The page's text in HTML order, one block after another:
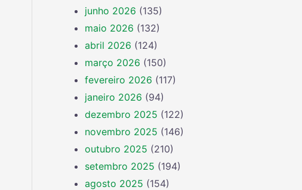
junho 2026 (135)
maio 2026 (132)
abril 2026 (124)
março 2026 (150)
fevereiro 2026 (117)
janeiro 2026 (94)
dezembro 2025 (122)
novembro 2025 (146)
outubro 2025 (210)
setembro 2025 (194)
agosto 2025 (154)